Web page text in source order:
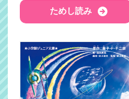
ためし読み